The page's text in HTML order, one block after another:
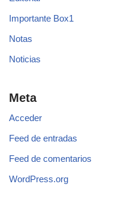
Importante Box1
Notas
Noticias
Meta
Acceder
Feed de entradas
Feed de comentarios
WordPress.org